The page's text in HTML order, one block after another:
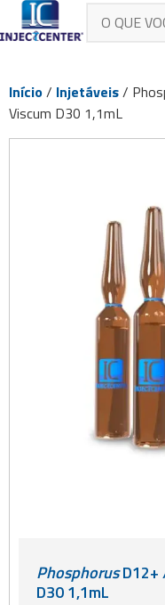
Início/ Injetáveis/
Viscum D30 1,1mL
PhosphorusD12+
D30 1,1mL